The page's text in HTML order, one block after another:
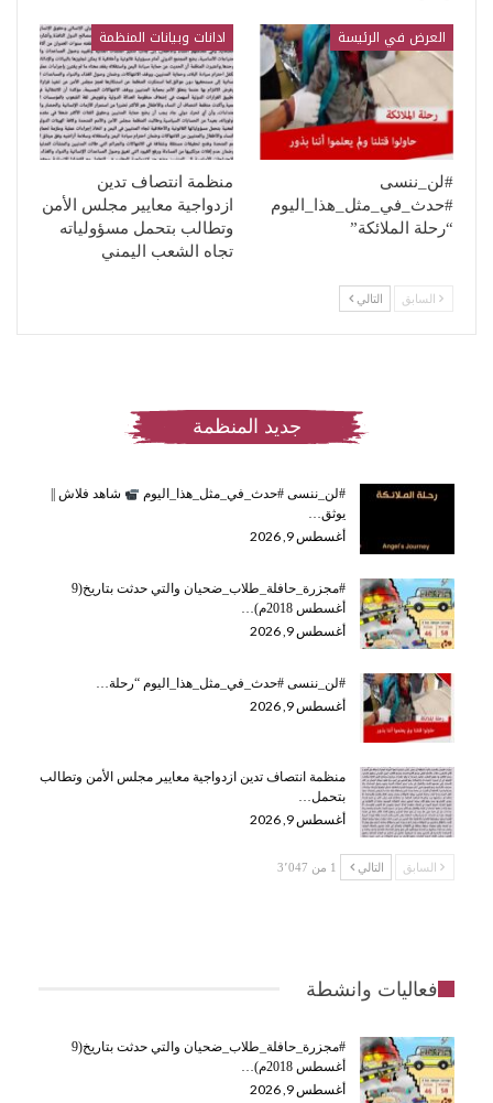
العرض في الرئيسة
#لن_ننسى
#حدث_في_مثل_هذا_اليوم
“رحلة الملائكة”
ادانات وبيانات المنظمة
منظمة انتصاف تدين
ازدواجية معايير مجلس الأمن
وتطالب بتحمل مسؤولياته
تجاه الشعب اليمني
السابق التالي
جديد المنظمة
#لن_ننسى #حدث_في_مثل_هذا_اليوم
شاهد فلاش ||
يوثق…
أغسطس 9, 2026
#مجزرة_حافلة_طلاب_ضحيان والتي حدثت بتاريخ(9
أغسطس 2018م)…
أغسطس 9, 2026
#لن_ننسى #حدث_في_مثل_هذا_اليوم “رحلة…
أغسطس 9, 2026
منظمة انتصاف تدين ازدواجية معايير مجلس الأمن وتطالب
بتحمل…
أغسطس 9, 2026
السابق التالي 1 من 3٬047
فعاليات وانشطة
#مجزرة_حافلة_طلاب_ضحيان والتي حدثت بتاريخ(9
أغسطس 2018م)…
أغسطس 9, 2026